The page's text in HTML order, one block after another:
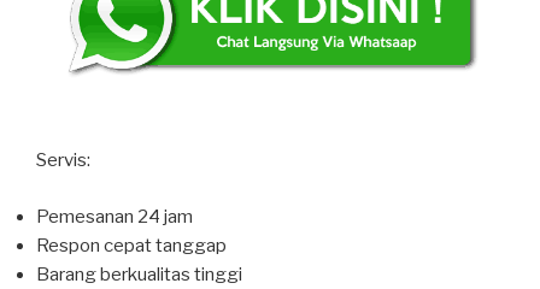
Servis:
Pemesanan 24 jam
Respon cepat tanggap
Barang berkualitas tinggi